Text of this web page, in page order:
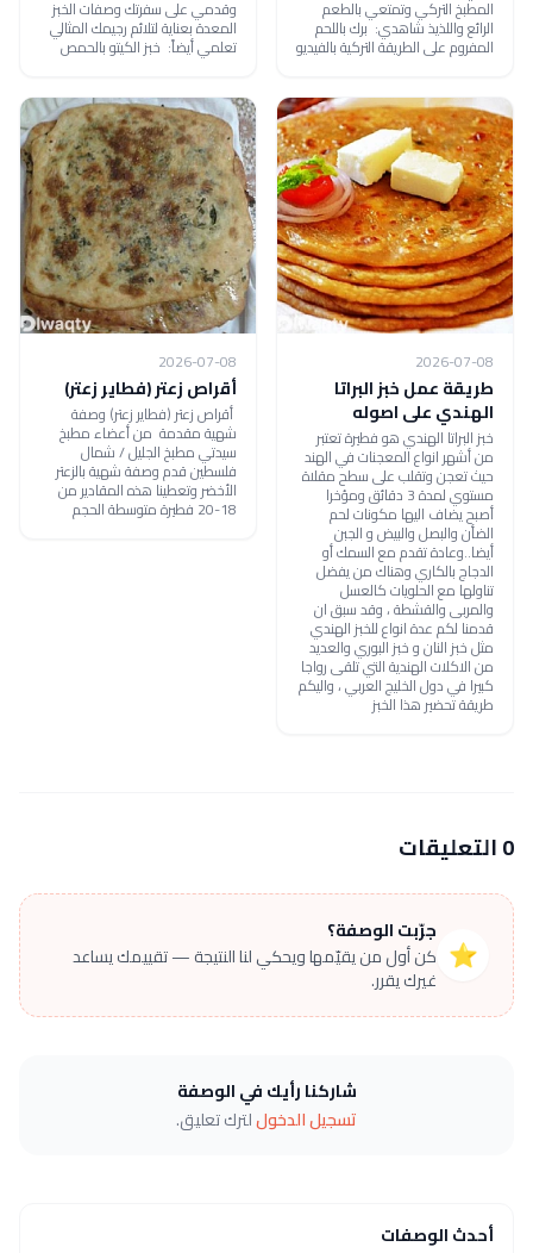
المطبخ التركي وتمتعي بالطعم
الرائع واللذيذ شاهدي: برك باللحم
المفروم على الطريقة التركية بالفيديو
وقدمي على سفرتك وصفات الخبز
المعدة بعناية لتلائم رجيمك المثالي
تعلمي أيضاً: خبز الكيتو بالحمص
2026-07-08
طريقة عمل خبز البراتا
الهندي على اصوله
خبز البراتا الهندي هو فطيرة تعتبر
من أشهر انواع المعجنات في الهند
حيث تعجن وتقلب على سطح مقلاة
مستوي لمدة 3 دقائق ومؤخرا
أصبح يضاف اليها مكونات لحم
الضأن والبصل والبيض و الجبن
أيضا..وعادة تقدم مع السمك أو
الدجاج بالكاري وهناك من يفضل
تناولها مع الحلويات كالعسل
والمربى والقشطة ، وقد سبق ان
قدمنا لكم عدة انواع للخبز الهندي
مثل خبز النان و خبز البوري والعديد
من الاكلات الهندية التي تلقى رواجا
كبيرا في دول الخليج العربي ، واليكم
طريقة تحضير هذا الخبز
2026-07-08
أقراص زعتر (فطاير زعتر)
أقراص زعتر (فطاير زعتر) وصفة
شهية مقدمة من أعضاء مطبخ
سيدتي مطبخ الجليل / شمال
فلسطين قدم وصفة شهية بالزعتر
الأخضر وتعطينا هذه المقادير من
18-20 فطيرة متوسطة الحجم
0 التعليقات
⭐
جرّبت الوصفة؟
كن أول من يقيّمها ويحكي لنا النتيجة — تقييمك يساعد
غيرك يقرر.
شاركنا رأيك في الوصفة
تسجيل الدخوللترك تعليق.
أحدث الوصفات